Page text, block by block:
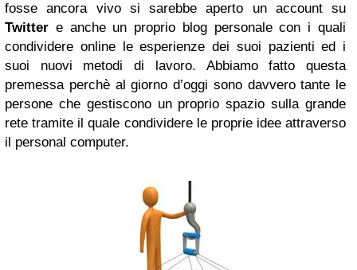
fosse ancora vivo si sarebbe aperto un account su
Twitter e anche un proprio blog personale con i quali
condividere online le esperienze dei suoi pazienti ed i
suoi nuovi metodi di lavoro. Abbiamo fatto questa
premessa perchè al giorno d’oggi sono davvero tante le
persone che gestiscono un proprio spazio sulla grande
rete tramite il quale condividere le proprie idee attraverso
il personal computer.